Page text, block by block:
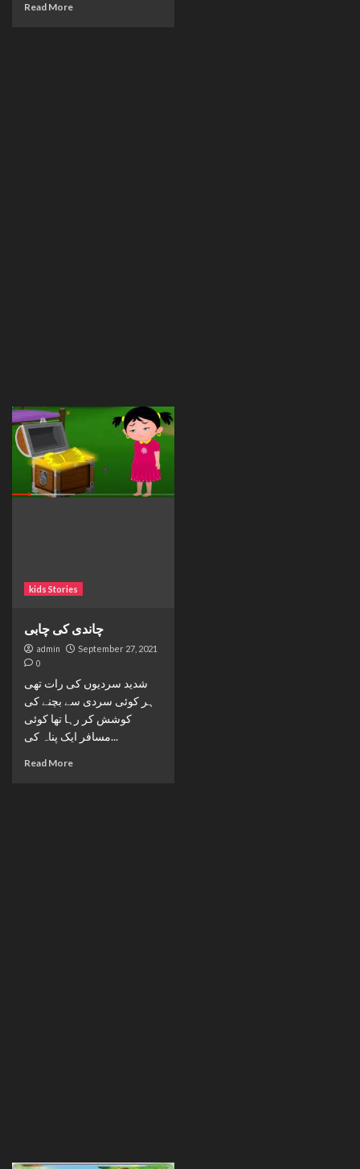
Read More
kids Stories
چاندی کی چابی
admin September 27, 2021
0
شدید سردیوں کی رات تھی
ہر کوئی سردی سے بچنے کی
کوشش کر رہا تھا کوئی
مسافر ایک پناہ کی...
Read More